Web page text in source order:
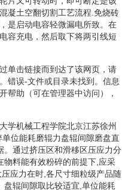
凝土空翻切割工艺流程.免烧砖
是启动电容轻微漏电所致。在
容充电，然后取下将两引线短
单击链接而到达了该网页，请
错误-文件或目录未找到。信息
帮助（可在管理器中访问），
学机械工程学院北京江苏徐州
位能耗磨辊力盘辊间隙磨盘直
通过挤压区和滑移区压应力分
物料能有效粉碎的前提下,应采
应力在时,各尺寸细粒级产品随
辊间隙取比较适宜,单位能耗